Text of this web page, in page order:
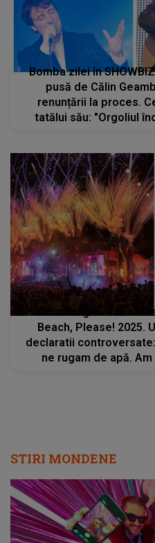
Bomba zilei în
pusă de Călin
renunțării la proces.
tatălui său: "Orgoliul
Acuzatii grave la
Beach, Please! 2025.
declaratii
ne rugam de apă.
STIRI MONDENE